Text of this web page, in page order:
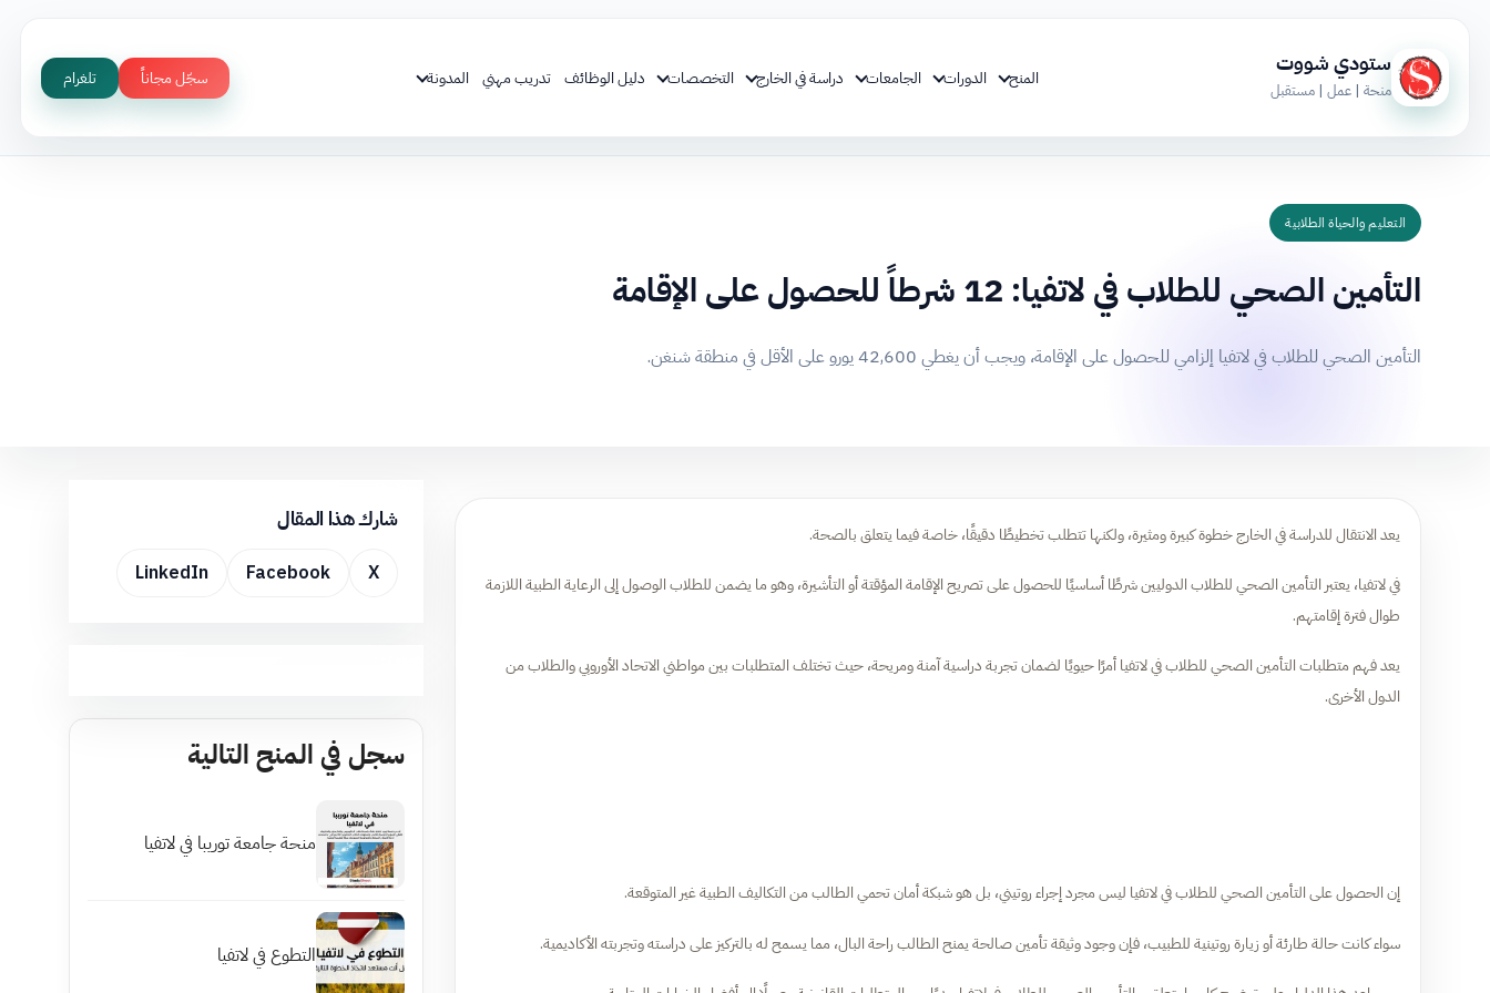
ستودي شووت
منحة | عمل | مستقبل
المنح الدورات الجامعات دراسة في الخارج التخصصات دليل الوظائف تدريب مهني المدونة سجّل مجاناً تلغرام
التعليم والحياة الطلابية
التأمين الصحي للطلاب في لاتفيا: 12 شرطاً للحصول على الإقامة
التأمين الصحي للطلاب في لاتفيا إلزامي للحصول على الإقامة، ويجب أن يغطي 42,600 يورو على الأقل في منطقة شنغن.
يعد الانتقال للدراسة في الخارج خطوة كبيرة ومثيرة، ولكنها تتطلب تخطيطًا دقيقًا، خاصة فيما يتعلق بالصحة.
في لاتفيا، يعتبر التأمين الصحي للطلاب الدوليين شرطًا أساسيًا للحصول على تصريح الإقامة المؤقتة أو التأشيرة، وهو ما يضمن للطلاب الوصول إلى الرعاية الطبية اللازمة
طوال فترة إقامتهم.
يعد فهم متطلبات التأمين الصحي للطلاب في لاتفيا أمرًا حيويًا لضمان تجربة دراسية آمنة ومريحة، حيث تختلف المتطلبات بين مواطني الاتحاد الأوروبي والطلاب من
الدول الأخرى.
إن الحصول على التأمين الصحي للطلاب في لاتفيا ليس مجرد إجراء روتيني، بل هو شبكة أمان تحمي الطالب من التكاليف الطبية غير المتوقعة.
سواء كانت حالة طارئة أو زيارة روتينية للطبيب، فإن وجود وثيقة تأمين صالحة يمنح الطالب راحة البال، مما يسمح له بالتركيز على دراسته وتجربته الأكاديمية.
شارك هذا المقال
X
Facebook
LinkedIn
سجل في المنح التالية
منحة جامعة توريبا في لاتفيا
التطوع في لاتفيا